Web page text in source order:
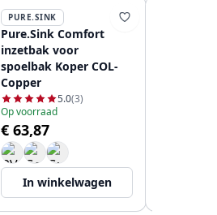
PURE.SINK
Pure.Sink Comfort
inzetbak voor
spoelbak Koper COL-
Copper
5.0(3)
Op voorraad
€ 63,87
In winkelwagen